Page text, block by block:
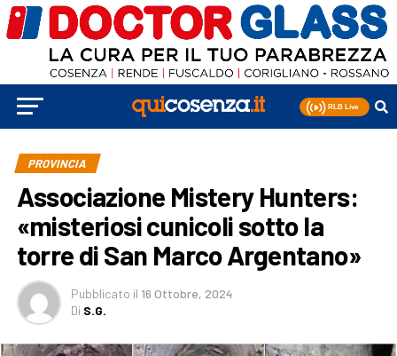
PROVINCIA
Associazione Mistery Hunters:
«misteriosi cunicoli sotto la
torre di San Marco Argentano»
Pubblicato il 16 Ottobre, 2024
Di S.G.